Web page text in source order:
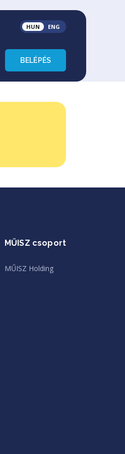
HUN ENG
BELÉPÉS
MŰISZ csoport
MŰISZ Holding